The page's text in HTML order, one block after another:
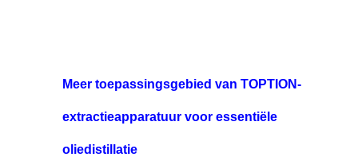
Meer toepassingsgebied van TOPTION-
extractieapparatuur voor essentiële
oliedistillatie